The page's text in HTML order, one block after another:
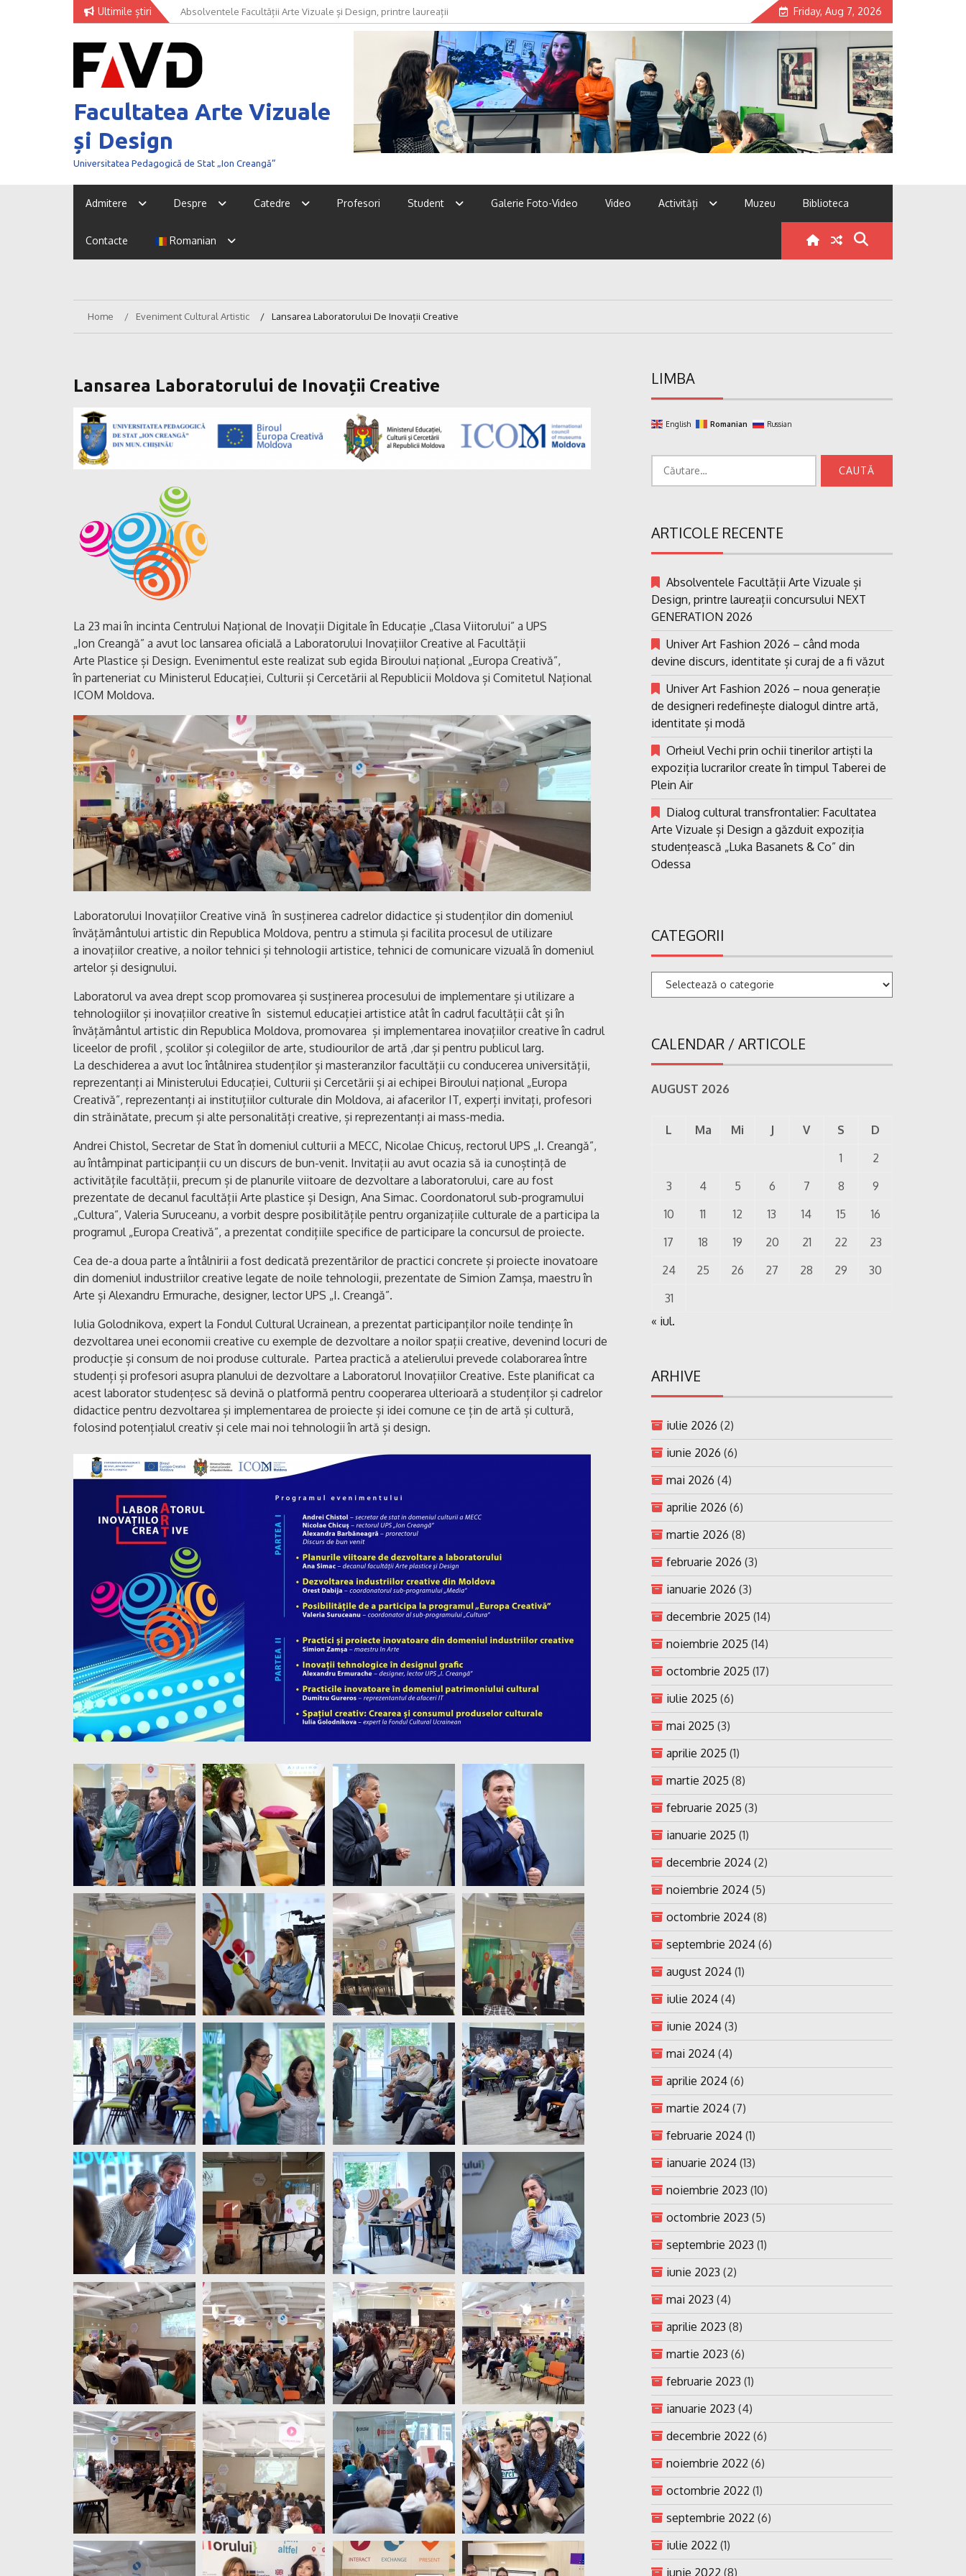
Ultimile știri
Univer Art Fashion 2026 – când moda devine discurs, identitate și
curaj de a fi văzut
Friday, Aug 7, 2026
Facultatea Arte Vizuale
și Design
Universitatea Pedagogică de Stat „Ion Creangă”
Admitere Despre Catedre Profesori Student Galerie Foto-Video Video Activități Muzeu Biblioteca
Contacte Romanian
Home Eveniment Cultural Artistic Lansarea Laboratorului De Inovații Creative
Lansarea Laboratorului de Inovații Creative
La 23 mai în incinta Centrului Național de Inovații Digitale în Educație „Clasa Viitorului” a UPS
„Ion Creangă” a avut loc lansarea oficială a Laboratorului Inovațiilor Creative al Facultății
Arte Plastice și Design. Evenimentul este realizat sub egida Biroului național „Europa Creativă”,
în parteneriat cu Ministerul Educației, Culturii și Cercetării al Republicii Moldova și Comitetul Național
ICOM Moldova.
Laboratorului Inovațiilor Creative vină în susținerea cadrelor didactice și studenților din domeniul
învățământului artistic din Republica Moldova, pentru a stimula și facilita procesul de utilizare
a inovațiilor creative, a noilor tehnici și tehnologii artistice, tehnici de comunicare vizuală în domeniul
artelor și designului.
Laboratorul va avea drept scop promovarea și susținerea procesului de implementare și utilizare a
tehnologiilor și inovațiilor creative în sistemul educației artistice atât în cadrul facultății cât și în
învățământul artistic din Republica Moldova, promovarea și implementarea inovațiilor creative în cadrul
liceelor de profil , școlilor și colegiilor de arte, studiourilor de artă ,dar și pentru publicul larg.
La deschiderea a avut loc întâlnirea studenților și masteranzilor facultății cu conducerea universității,
reprezentanți ai Ministerului Educației, Culturii și Cercetării și ai echipei Biroului național „Europa
Creativă”, reprezentanți ai instituțiilor culturale din Moldova, ai afacerilor IT, experți invitați, profesori
din străinătate, precum și alte personalități creative, și reprezentanți ai mass-media.
Andrei Chistol, Secretar de Stat în domeniul culturii a MECC, Nicolae Chicuș, rectorul UPS „I. Creangă”,
au întâmpinat participanții cu un discurs de bun-venit. Invitații au avut ocazia să ia cunoștință de
activitățile facultății, precum și de planurile viitoare de dezvoltare a laboratorului, care au fost
prezentate de decanul facultății Arte plastice și Design, Ana Simac. Coordonatorul sub-programului
„Cultura”, Valeria Suruceanu, a vorbit despre posibilitățile pentru organizațiile culturale de a participa la
programul „Europa Creativă”, a prezentat condițiile specifice de participare la concursul de proiecte.
Cea de-a doua parte a întâlnirii a fost dedicată prezentărilor de practici concrete și proiecte inovatoare
din domeniul industriilor creative legate de noile tehnologii, prezentate de Simion Zamșa, maestru în
Arte și Alexandru Ermurache, designer, lector UPS „I. Creangă”.
Iulia Golodnikova, expert la Fondul Cultural Ucrainean, a prezentat participanților noile tendințe în
dezvoltarea unei economii creative cu exemple de dezvoltare a noilor spații creative, devenind locuri de
producție și consum de noi produse culturale. Partea practică a atelierului prevede colaborarea între
studenți și profesori asupra planului de dezvoltare a Laboratorul Inovațiilor Creative. Este planificat ca
acest laborator studențesc să devină o platformă pentru cooperarea ulterioară a studenților și cadrelor
didactice pentru dezvoltarea și implementarea de proiecte și idei comune ce țin de artă și cultură,
folosind potențialul creativ și cele mai noi tehnologii în artă și design.
LIMBA
English Romanian Russian
ARTICOLE RECENTE
Absolventele Facultății Arte Vizuale și
Design, printre laureații concursului NEXT
GENERATION 2026
Univer Art Fashion 2026 – când moda
devine discurs, identitate și curaj de a fi văzut
Univer Art Fashion 2026 – noua generație
de designeri redefinește dialogul dintre artă,
identitate și modă
Orheiul Vechi prin ochii tinerilor artiști la
expoziția lucrarilor create în timpul Taberei de
Plein Air
Dialog cultural transfrontalier: Facultatea
Arte Vizuale și Design a găzduit expoziția
studențească „Luka Basanets & Co” din
Odessa
CATEGORII
Categorii
CALENDAR / ARTICOLE
AUGUST 2026
L Ma Mi J V S
D
1
2
3
4 5 6 7 8
9
10
11 12 13 14 15
16
17
18 19 20 21 22
23
24
25 26 27 28 29
30
31
« iul.
ARHIVE
iulie 2026 (2)
iunie 2026 (6)
mai 2026 (4)
aprilie 2026 (6)
martie 2026 (8)
februarie 2026 (3)
ianuarie 2026 (3)
decembrie 2025 (14)
noiembrie 2025 (14)
octombrie 2025 (17)
iulie 2025 (6)
mai 2025 (3)
aprilie 2025 (1)
martie 2025 (8)
februarie 2025 (3)
ianuarie 2025 (1)
decembrie 2024 (2)
noiembrie 2024 (5)
octombrie 2024 (8)
septembrie 2024 (6)
august 2024 (1)
iulie 2024 (4)
iunie 2024 (3)
mai 2024 (4)
aprilie 2024 (6)
martie 2024 (7)
februarie 2024 (1)
ianuarie 2024 (13)
noiembrie 2023 (10)
octombrie 2023 (5)
septembrie 2023 (1)
iunie 2023 (2)
mai 2023 (4)
aprilie 2023 (8)
martie 2023 (6)
februarie 2023 (1)
ianuarie 2023 (4)
decembrie 2022 (6)
noiembrie 2022 (6)
octombrie 2022 (1)
septembrie 2022 (6)
iulie 2022 (1)
iunie 2022 (8)